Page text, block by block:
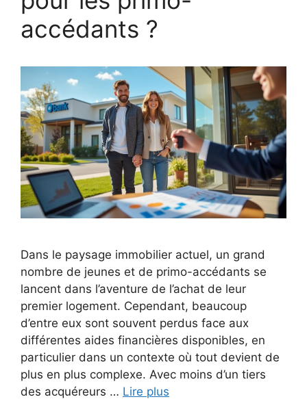
accédants ?
Dans le paysage immobilier actuel, un grand
nombre de jeunes et de primo-accédants se
lancent dans l’aventure de l’achat de leur
premier logement. Cependant, beaucoup
d’entre eux sont souvent perdus face aux
différentes aides financières disponibles, en
particulier dans un contexte où tout devient de
plus en plus complexe. Avec moins d’un tiers
des acquéreurs … Lire plus